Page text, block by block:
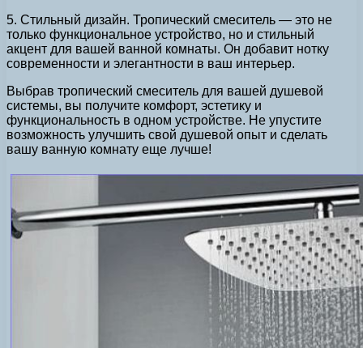
5. Стильный дизайн. Тропический смеситель — это не
только функциональное устройство, но и стильный
акцент для вашей ванной комнаты. Он добавит нотку
современности и элегантности в ваш интерьер.
Выбрав тропический смеситель для вашей душевой
системы, вы получите комфорт, эстетику и
функциональность в одном устройстве. Не упустите
возможность улучшить свой душевой опыт и сделать
вашу ванную комнату еще лучше!